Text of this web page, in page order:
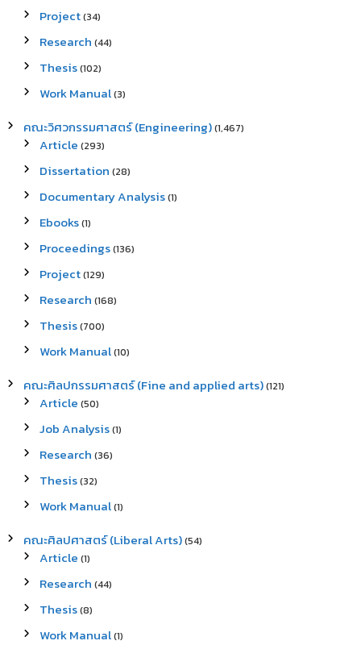
Project(34)
Research (44)
Thesis(102)
Work Manual(3)
คณะวิศวกรรมศาสตร์ (Engineering)(1,467)
Article (293)
Dissertation (28)
Documentary Analysis(1)
Ebooks(1)
Proceedings(136)
Project(129)
Research (168)
Thesis(700)
Work Manual(10)
คณะศิลปกรรมศาสตร์ (Fine and applied arts)(121)
Article (50)
Job Analysis(1)
Research (36)
Thesis(32)
Work Manual(1)
คณะศิลปศาสตร์ (Liberal Arts)(54)
Article (1)
Research (44)
Thesis(8)
Work Manual(1)